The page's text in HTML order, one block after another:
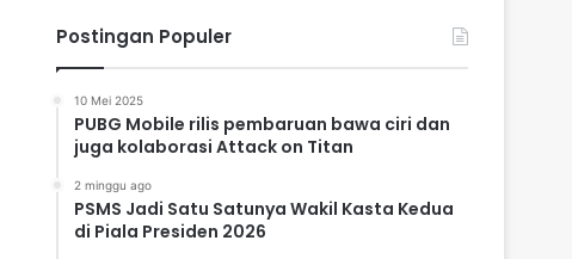
Postingan Populer
10 Mei 2025
PUBG Mobile rilis pembaruan bawa ciri dan
juga kolaborasi Attack on Titan
2 minggu ago
PSMS Jadi Satu Satunya Wakil Kasta Kedua
di Piala Presiden 2026